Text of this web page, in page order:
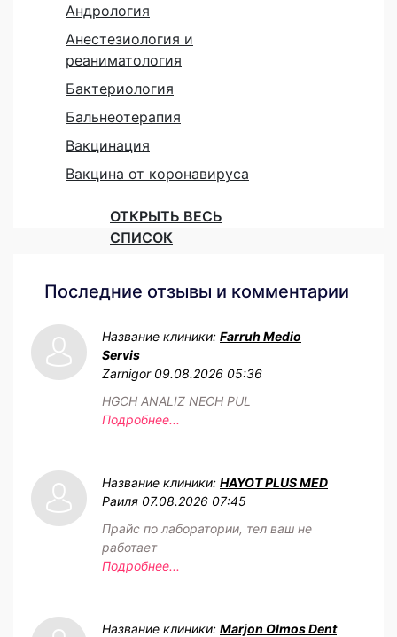
Андрология
Анестезиология и
реаниматология
Бактериология
Бальнеотерапия
Вакцинация
Вакцина от коронавируса
ОТКРЫТЬ ВЕСЬ
СПИСОК
Последние отзывы и комментарии
Название клиники: Farruh Medio
Servis
Zarnigor 09.08.2026 05:36
HGCH ANALIZ NECH PUL
Подробнее...
Название клиники: HAYOT PLUS MED
Раиля 07.08.2026 07:45
Прайс по лаборатории, тел ваш не
работает
Подробнее...
Название клиники: Marjon Olmos Dent